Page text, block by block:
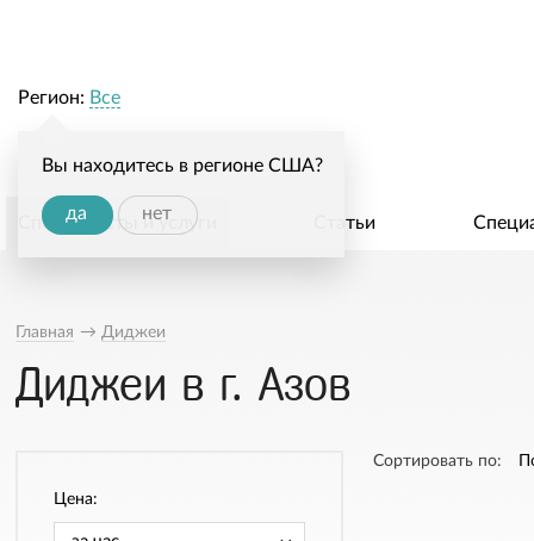
Регион: Все
Вы находитесь в регионе США?
да нет
Специалисты и услуги Статьи
Главная → Диджеи
Диджеи в г. Азов
Цена:
Сортировать по: